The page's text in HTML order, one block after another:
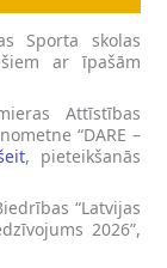
Sporta skolas
ar īpašām
Attīstības
“DARE –
, pieteikšanās
“Latvijas
2026”,